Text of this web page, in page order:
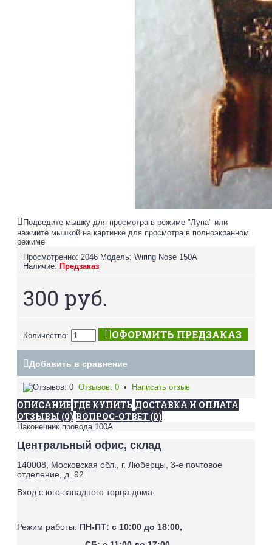
Подведите мышку для просмотра в режиме "Лупа" или
нажмите мышкой на картинке для просмотра в полноэкранном
режиме
Просмотренно: 2046 Модель: Wiring Nose 150A
Наличие: Предзаказ
300 руб.
Количество: ОФОРМИТЬ ПРЕДЗАКАЗ
Добавить в сравнение
Отзывов: 0 • Написать отзыв
ОПИСАНИЕ ГДЕ КУПИТЬ ДОСТАВКА И ОПЛАТА
ОТЗЫВЫ (0) ВОПРОС-ОТВЕТ (0)
Наконечник провода 100А
Центральный офис, склад
140008, Московская обл., г. Люберцы, 3-е почтовое
отделение, д. 92
Вход с юго-западного торца дома.
Режим работы: ПН-ПТ: с 10:00 до 18:00,